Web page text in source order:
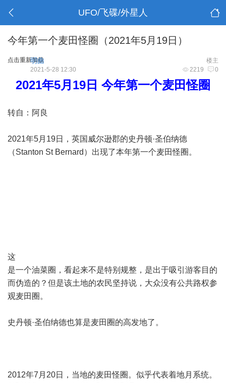
UFO/飞碟/外星人
今年第一个麦田怪圈（2021年5月19日）
点击重新加载 楼主
明曲
2219 0
2021-5-28 12:30
2021年5月19日 今年第一个麦田怪圈
转自：阿良
2021年5月19日，英国威尔逊郡的史丹顿·圣伯纳德
（Stanton St Bernard）出现了本年第一个麦田怪圈。
这
是一个油菜圈，看起来不是特别规整，是出于吸引游客目的
而伪造的？但是该土地的农民坚持说，大众没有公共路权参
观麦田圈。
史丹顿·圣伯纳德也算是麦田圈的高发地了。
2012年7月20日，当地的麦田怪圈。似乎代表着地月系统。